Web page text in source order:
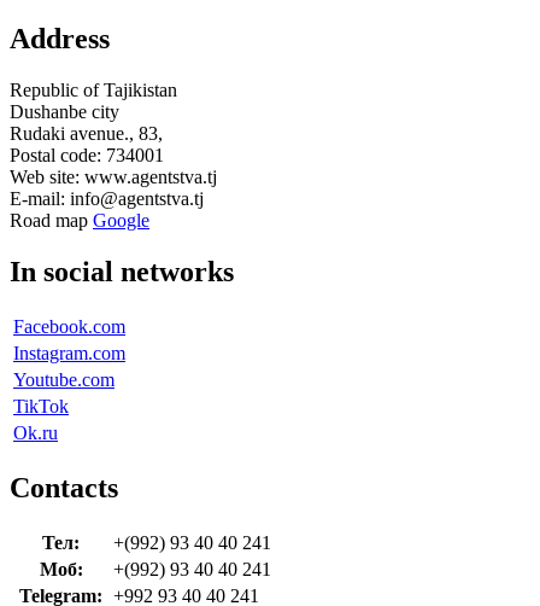
Address
Republic of Tajikistan
Dushanbe city
Rudaki avenue., 83,
Postal code: 734001
Web site: www.agentstva.tj
E-mail: info@agentstva.tj
Road map Google
In social networks
Facebook.com
Instagram.com
Youtube.com
TikTok
Ok.ru
Contacts
Тел:
+(992) 93 40 40 241
Моб:
+(992) 93 40 40 241
Telegram: +992 93 40 40 241